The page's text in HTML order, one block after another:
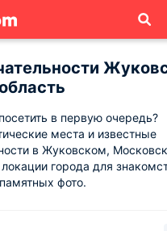
в первую очередь?
места и известные
в Жуковском,
города для
фото.